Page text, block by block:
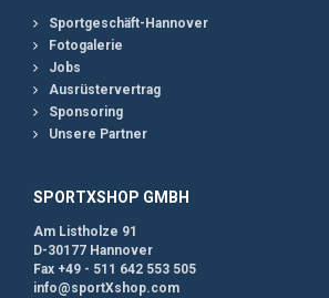
Sportgeschäft-Hannover
Fotogalerie
Jobs
Ausrüstervertrag
Sponsoring
Unsere Partner
SPORTXSHOP GMBH
Am Listholze 91
D-30177 Hannover
Fax +49 - 511 642 553 505
info@sportXshop.com